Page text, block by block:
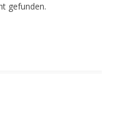
gefunden.